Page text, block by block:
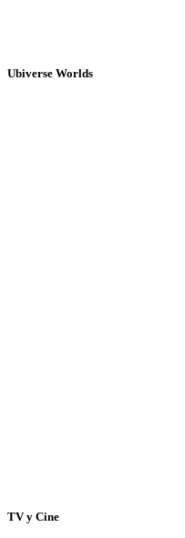
Ubiverse Worlds
TV y Cine